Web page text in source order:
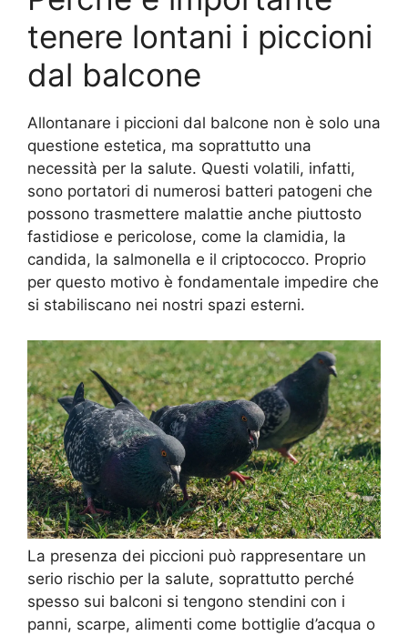
tenere lontani i piccioni
dal balcone
Allontanare i piccioni dal balcone non è solo una
questione estetica, ma soprattutto una
necessità per la salute. Questi volatili, infatti,
sono portatori di numerosi batteri patogeni che
possono trasmettere malattie anche piuttosto
fastidiose e pericolose, come la clamidia, la
candida, la salmonella e il criptococco. Proprio
per questo motivo è fondamentale impedire che
si stabiliscano nei nostri spazi esterni.
La presenza dei piccioni può rappresentare un
serio rischio per la salute, soprattutto perché
spesso sui balconi si tengono stendini con i
panni, scarpe, alimenti come bottiglie d’acqua o